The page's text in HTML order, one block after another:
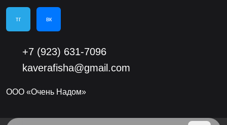
тг вк
+7 (923) 631-7096
kaverafisha@gmail.com
ООО «Очень Надом»